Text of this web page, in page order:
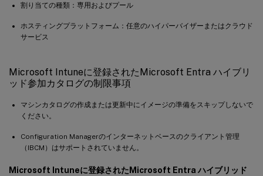
割り当ての種類：専用およびプール
ホスティングプラットフォーム：任意のハイパーバイザーまたはクラウド
サービス
Microsoft Intuneに登録されたMicrosoft Entra ハイブリ
ッド参加カタログの制限事項
マシンカタログの作成または更新中にイメージの準備をスキップしないで
ください。
Configuration Managerのインターネットベースのクライアント管理
（IBCM）はサポートされていません。
Microsoft Intuneに登録されたMicrosoft Entra ハイブリッド